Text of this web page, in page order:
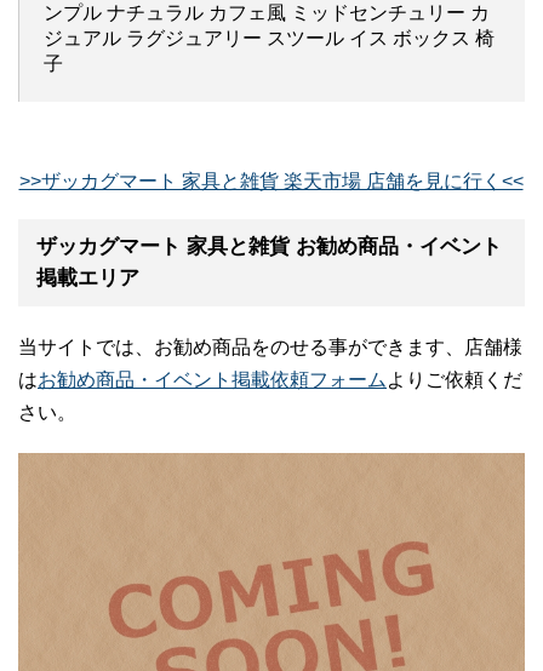
ンプル ナチュラル カフェ風 ミッドセンチュリー カ
ジュアル ラグジュアリー スツール イス ボックス 椅
子
>>ザッカグマート 家具と雑貨 楽天市場 店舗を見に行く<<
ザッカグマート 家具と雑貨 お勧め商品・イベント
掲載エリア
当サイトでは、お勧め商品をのせる事ができます、店舗様
はお勧め商品・イベント掲載依頼フォーム よりご依頼くだ
さい。